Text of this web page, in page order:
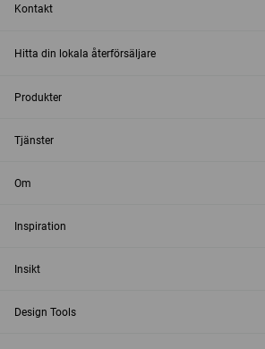
Kontakt
Hitta din lokala återförsäljare
Produkter
Tjänster
Om
Inspiration
Insikt
Design Tools